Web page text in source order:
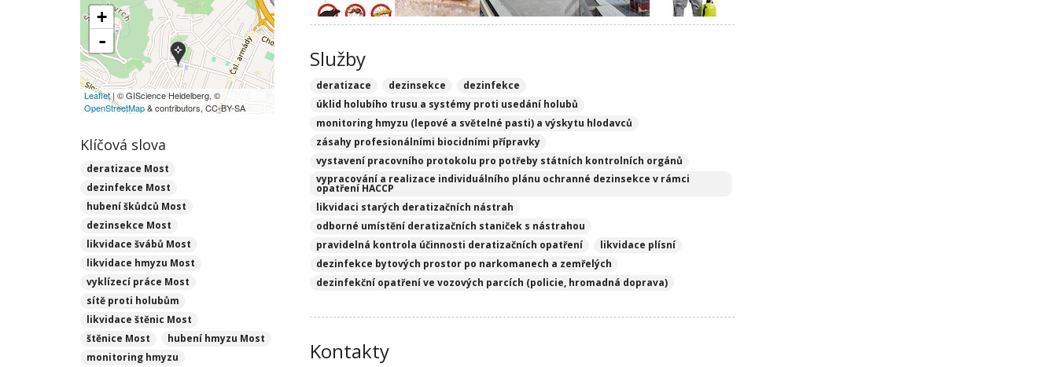
Služby
deratizace dezinsekce
dezinfekce
úklid holubího trusu a systémy proti usedání holubů
monitoring hmyzu (lepové a světelné pasti) a výskytu hlodavců
zásahy profesionálními biocidními přípravky
vystavení pracovního protokolu pro potřeby státních kontrolních orgánů
vypracování a realizace individuálního plánu ochranné dezinsekce v rámci
opatření HACCP
likvidaci starých deratizačních nástrah
odborné umístění deratizačních staniček s nástrahou
pravidelná kontrola účinnosti deratizačních opatření
likvidace plísní
dezinfekce bytových prostor po narkomanech a zemřelých
dezinfekční opatření ve vozových parcích (policie, hromadná doprava)
Kontakty
+
-
Leaflet| © GIScience Heidelberg, ©
OpenStreetMap& contributors, CC-BY-SA
Klíčová slova
deratizace Most
dezinfekce Most
hubení škůdců Most
dezinsekce Most
likvidace švábů Most
likvidace hmyzu Most
vyklízecí práce Most
sítě proti holubům
likvidace štěnic Most
štěnice Most
hubení hmyzu Most
monitoring hmyzu